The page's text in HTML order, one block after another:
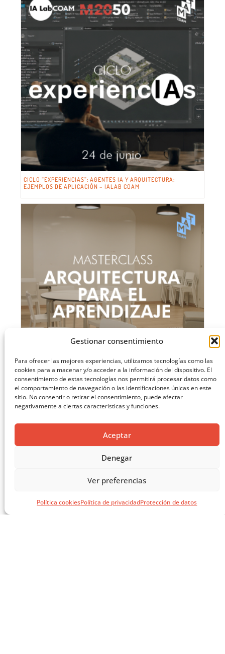
Gestionar consentimiento
Para ofrecer las mejores experiencias, utilizamos tecnologías como las
cookies para almacenar y/o acceder a la información del dispositivo. El
consentimiento de estas tecnologías nos permitirá procesar datos como
el comportamiento de navegación o las identificaciones únicas en este
sitio. No consentir o retirar el consentimiento, puede afectar
negativamente a ciertas características y funciones.
Aceptar
Denegar
Ver preferencias
Política cookiesPolítica de privacidadProtección de datos
CICLO “EXPERIENCIAS”: AGENTES IA Y ARQUITECTURA:
EJEMPLOS DE APLICACIÓN – IALAB COAM
MASTERCLASS: ARQUITECTURA PARA EL APRENDIZAJE